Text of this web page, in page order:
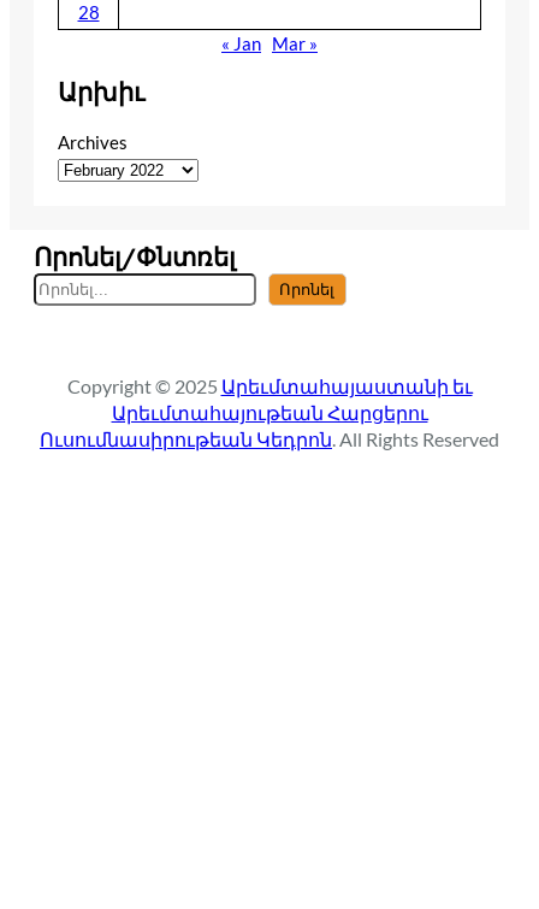
28
« Jan Mar »
Արխիւ
Archives
Որոնել/Փնտռել
S
e
c
h
Որոնել
Copyright © 2025 Արեւմտահայաստանի եւ
Արեւմտահայութեան Հարցերու
Ուսումնասիրութեան Կեդրոն. All Rights Reserved